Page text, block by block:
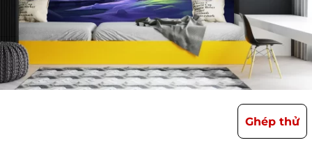
Ghép thử